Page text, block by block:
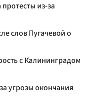
из-за
слов Пугачевой о
с Калининградом
угрозы окончания